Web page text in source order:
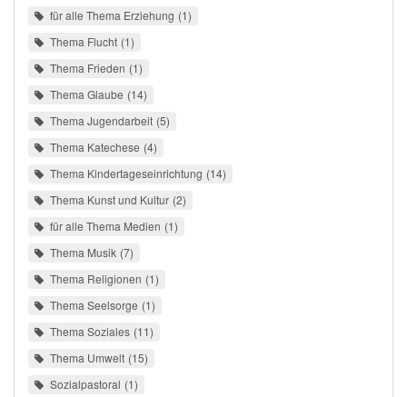
für alle Thema Erziehung 1
Thema Flucht 1
Thema Frieden 1
Thema Glaube 14
Thema Jugendarbeit 5
Thema Katechese 4
Thema Kindertageseinrichtung 14
Thema Kunst und Kultur 2
für alle Thema Medien 1
Thema Musik 7
Thema Religionen 1
Thema Seelsorge 1
Thema Soziales 11
Thema Umwelt 15
Sozialpastoral 1